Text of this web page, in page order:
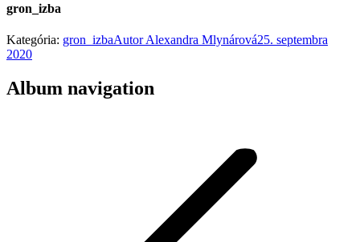
gron_izba
Kategória: gron_izbaAutorAlexandra Mlynárová25. septembra
2020
Album navigation